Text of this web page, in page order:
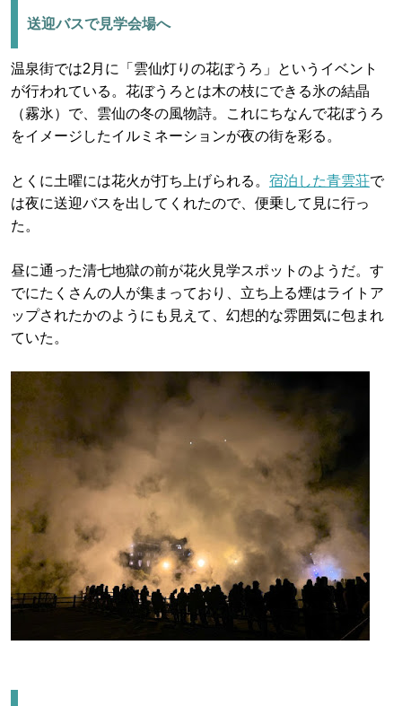
送迎バスで見学会場へ
温泉街では2月に「雲仙灯りの花ぼうろ」というイベント
が行われている。花ぼうろとは木の枝にできる氷の結晶
（霧氷）で、雲仙の冬の風物詩。これにちなんで花ぼうろ
をイメージしたイルミネーションが夜の街を彩る。
とくに土曜には花火が打ち上げられる。 宿泊した青雲荘で
は夜に送迎バスを出してくれたので、便乗して見に行っ
た。
昼に通った清七地獄の前が花火見学スポットのようだ。す
でにたくさんの人が集まっており、立ち上る煙はライトア
ップされたかのようにも見えて、幻想的な雰囲気に包まれ
ていた。